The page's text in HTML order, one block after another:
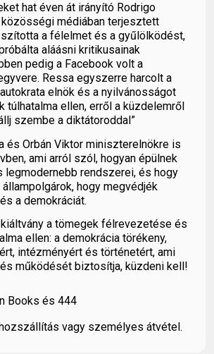
hat éven át irányító Rodrigo
közösségi médiában terjesztett
a félelmet és a gyűlölködést,
aláásni kritikusainak
pedig a Facebook volt a
Ressa egyszerre harcolt a
elnök és a nyilvánosságot
túlhatalma ellen, erről a küzdelemről
szembe a diktátoroddal”
és Orbán Viktor miniszterelnökre is
ami arról szól, hogyan épülnek
legmodernebb rendszerei, és hogy
hogy megvédjék
a demokráciát.
a tömegek félrevezetése és
ellen: a demokrácia törékeny,
intézményért és történetért, ami
működését biztosítja, küzdeni kell!
Books és 444
vagy személyes átvétel.